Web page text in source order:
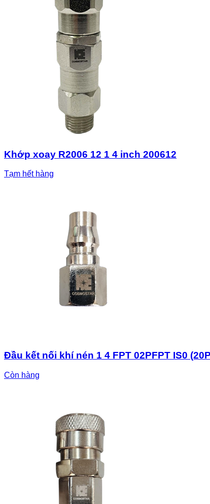
Khớp xoay R2006 12 1 4 inch 200612
Tạm hết hàng
Đầu kết nối khí nén 1 4 FPT 02PFPT IS0
Còn hàng